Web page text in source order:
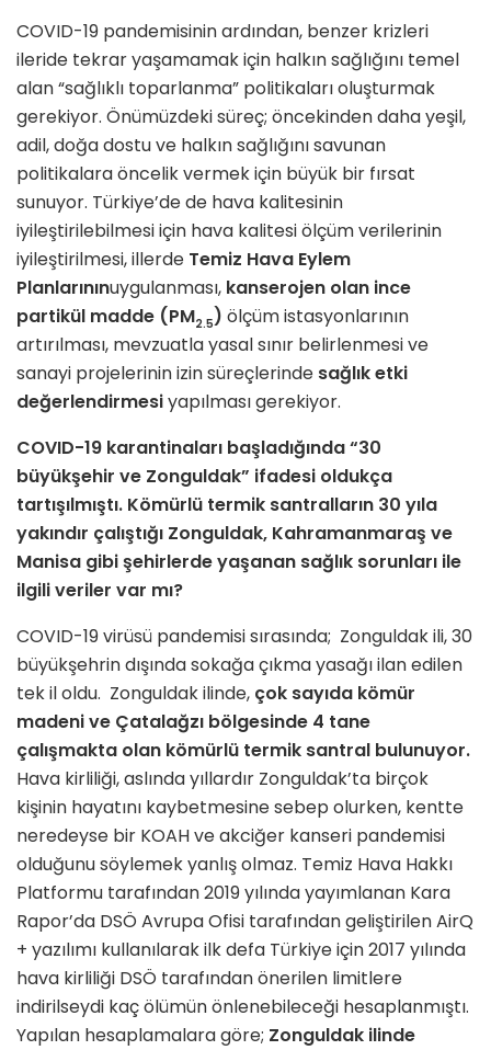
COVID-19 pandemisinin ardından, benzer krizleri
ileride tekrar yaşamamak için halkın sağlığını temel
alan “sağlıklı toparlanma” politikaları oluşturmak
gerekiyor. Önümüzdeki süreç; öncekinden daha yeşil,
adil, doğa dostu ve halkın sağlığını savunan
politikalara öncelik vermek için büyük bir fırsat
sunuyor. Türkiye’de de hava kalitesinin
iyileştirilebilmesi için hava kalitesi ölçüm verilerinin
iyileştirilmesi, illerde Temiz Hava Eylem
Planlarınınuygulanması, kanserojen olan ince
partikül madde (PM2.5) ölçüm istasyonlarının
artırılması, mevzuatla yasal sınır belirlenmesi ve
sanayi projelerinin izin süreçlerinde sağlık etki
değerlendirmesiyapılması gerekiyor.
COVID-19 karantinaları başladığında “30
büyükşehir ve Zonguldak” ifadesi oldukça
tartışılmıştı. Kömürlü termik santralların 30 yıla
yakındır çalıştığı Zonguldak, Kahramanmaraş ve
Manisa gibi şehirlerde yaşanan sağlık sorunları ile
ilgili veriler var mı?
COVID-19 virüsü pandemisi sırasında; Zonguldak ili, 30
büyükşehrin dışında sokağa çıkma yasağı ilan edilen
tek il oldu. Zonguldak ilinde, çok sayıda kömür
madeni ve Çatalağzı bölgesinde 4 tane
çalışmakta olan kömürlü termik santral bulunuyor.
Hava kirliliği, aslında yıllardır Zonguldak’ta birçok
kişinin hayatını kaybetmesine sebep olurken, kentte
neredeyse bir KOAH ve akciğer kanseri pandemisi
olduğunu söylemek yanlış olmaz. Temiz Hava Hakkı
Platformu tarafından 2019 yılında yayımlanan Kara
Rapor’da DSÖ Avrupa Ofisi tarafından geliştirilen AirQ
+ yazılımı kullanılarak ilk defa Türkiye için 2017 yılında
hava kirliliği DSÖ tarafından önerilen limitlere
indirilseydi kaç ölümün önlenebileceği hesaplanmıştı.
Yapılan hesaplamalara göre; Zonguldak ilinde